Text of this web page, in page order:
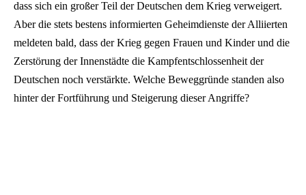
dass sich ein großer Teil der Deutschen dem Krieg verweigert.
Aber die stets bestens informierten Geheimdienste der Alliierten
meldeten bald, dass der Krieg gegen Frauen und Kinder und die
Zerstörung der Innenstädte die Kampfentschlossenheit der
Deutschen noch verstärkte. Welche Beweggründe standen also
hinter der Fortführung und Steigerung dieser Angriffe?